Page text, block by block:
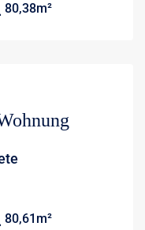
80,38m²
80,61 m²